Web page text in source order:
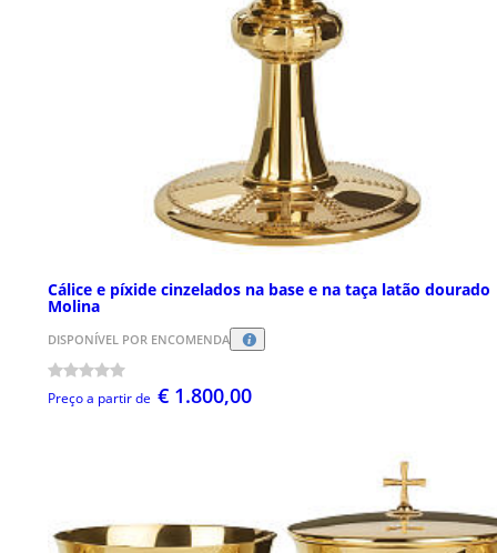
Cálice e píxide cinzelados na base e na taça latão dourado
Molina
DISPONÍVEL POR ENCOMENDA
Preço a partir de € 1.800,00